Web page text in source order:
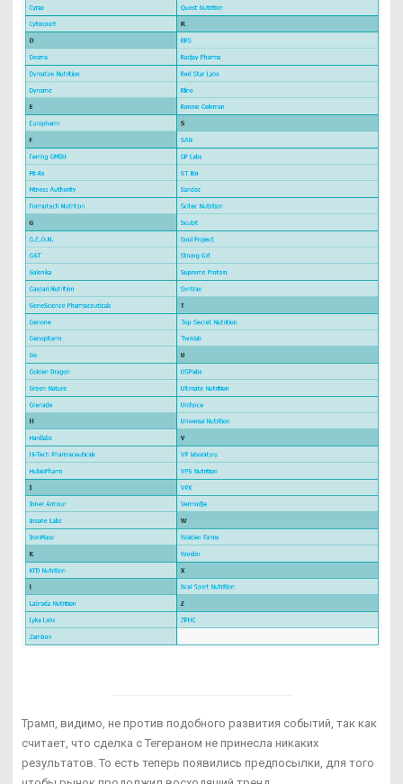
Трамп, видимо, не против подобного развития событий, так как
считает, что сделка с Тегераном не принесла никаких
результатов. То есть теперь появились предпосылки, для того